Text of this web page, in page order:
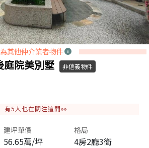
其他仲介業者物件
庭院美別墅 非信義物件
有5 人也在關注這間👀
建坪單價
56.65萬/坪
格局
4房2廳3衛